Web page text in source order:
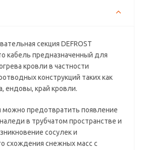
секция DEFROST
кабель предназначенный для
кровли в частности
конструкций таких как
ендовы, край кровли.
предотвратить появление
в трубчатом пространстве и
сосулек и
схождения снежных масс с